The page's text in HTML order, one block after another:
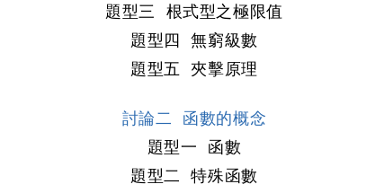
題型三 根式型之極限值
題型四 無窮級數
題型五 夾擊原理
討論二 函數的概念
題型一 函數
題型二 特殊函數